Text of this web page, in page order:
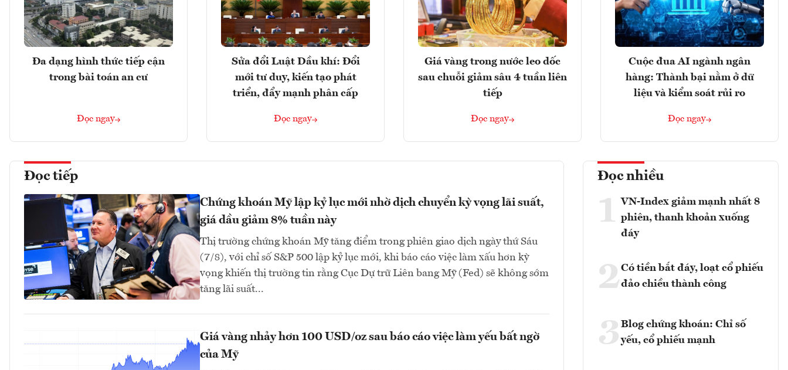
Đa dạng hình thức tiếp cận
trong bài toán an cư
Đọc ngay
Sửa đổi Luật Dầu khí: Đổi
mới tư duy, kiến tạo phát
triển, đẩy mạnh phân cấp
Đọc ngay
Giá vàng trong nước leo dốc
sau chuỗi giảm sâu 4 tuần liên
tiếp
Đọc ngay
Cuộc đua AI ngành ngân
hàng: Thành bại nằm ở dữ
liệu và kiểm soát rủi ro
Đọc ngay
Đọc tiếp
Chứng khoán Mỹ lập kỷ lục mới nhờ dịch chuyển kỳ vọng lãi suất,
giá dầu giảm 8% tuần này
Thị trường chứng khoán Mỹ tăng điểm trong phiên giao dịch ngày thứ Sáu
(7/8), với chỉ số S&P 500 lập kỷ lục mới, khi báo cáo việc làm xấu hơn kỳ
vọng khiến thị trường tin rằng Cục Dự trữ Liên bang Mỹ (Fed) sẽ không sớm
tăng lãi suất...
Giá vàng nhảy hơn 100 USD/oz sau báo cáo việc làm yếu bất ngờ
của Mỹ
Đọc nhiều
1 VN-Index giảm mạnh nhất 8
phiên, thanh khoản xuống
đáy
2Có tiền bắt đáy, loạt cổ phiếu
đảo chiều thành công
3 Blog chứng khoán: Chỉ số
yếu, cổ phiếu mạnh